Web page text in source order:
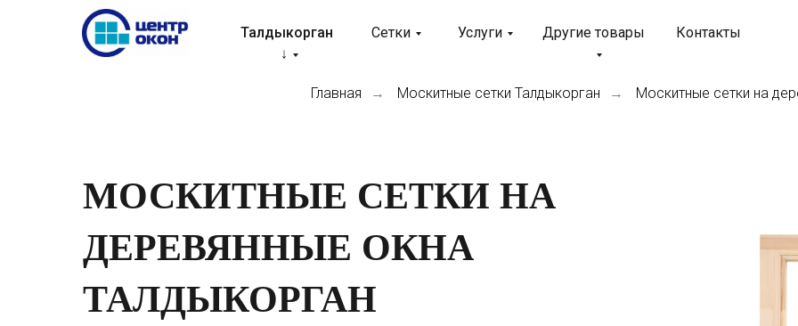
Услуги
Талдыкорган
↓
Другие товары Контакты
Сетки
Главная → Москитные сетки Талдыкорган → Москитные сетки на
МОСКИТНЫЕ СЕТКИ НА
ДЕРЕВЯННЫЕ ОКНА
ТАЛДЫКОРГАН